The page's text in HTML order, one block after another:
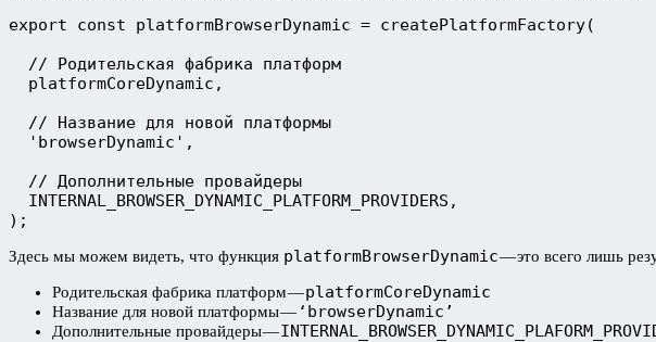
export const platformBrowserDynamic = createPlatformFactory(
  // Родительская фабрика платформ
  platformCoreDynamic,
  // Название для новой платформы
  'browserDynamic',
  // Дополнительные провайдеры
  INTERNAL_BROWSER_DYNAMIC_PLATFORM_PROVIDERS,
);
Здесь мы можем видеть, что функция platformBrowserDynamic— это всего лишь
Родительская фабрика платформ —platformCoreDynamic
Название для новой платформы — ‘browserDynamic’
Дополнительные провайдеры —